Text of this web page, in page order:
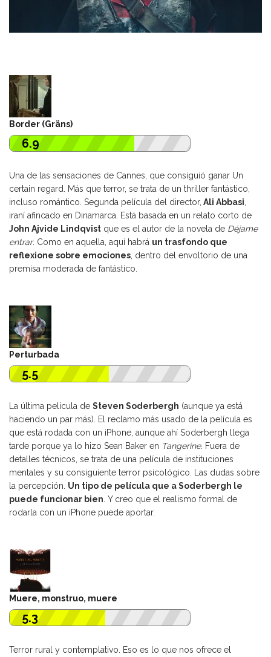
Border (Gräns)
6.9
Una de las sensaciones de Cannes, que consiguió ganar Un
certain regard. Más que terror, se trata de un thriller fantástico,
incluso romántico. Segunda película del director, Ali Abbasi
iraní afincado en Dinamarca. Está basada en un relato corto de
John Ajvide Lindqvist que es el autor de la novela de Déjame
entrar. Como en aquella, aquí habrá un trasfondo que
reflexione sobre emociones , dentro del envoltorio de una
premisa moderada de fantástico.
Perturbada
5.5
La última película de Steven Soderbergh (aunque ya está
haciendo un par más). El reclamo más usado de la película es
que está rodada con un iPhone, aunque ahí Soderbergh llega
tarde porque ya lo hizo Sean Baker en Tangerine. Fuera de
detalles técnicos, se trata de una película de instituciones
mentales y su consiguiente terror psicológico. Las dudas sobre
la percepción. Un tipo de película que a Soderbergh le
puede funcionar bien . Y creo que el realismo formal de
rodarla con un iPhone puede aportar.
Muere, monstruo, muere
5.3
Terror rural y contemplativo. Eso es lo que nos ofrece el